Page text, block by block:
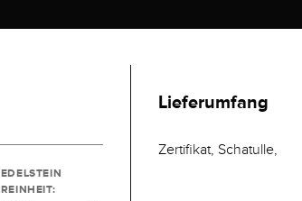
EDELSTEIN
REINHEIT:
Lieferumfang
Zertifikat, Schatulle,